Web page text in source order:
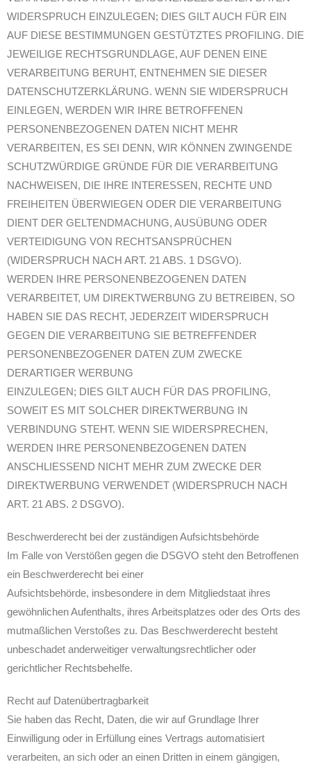
WIDERSPRUCH EINZULEGEN; DIES GILT AUCH FÜR EIN
AUF DIESE BESTIMMUNGEN GESTÜTZTES PROFILING. DIE
JEWEILIGE RECHTSGRUNDLAGE, AUF DENEN EINE
VERARBEITUNG BERUHT, ENTNEHMEN SIE DIESER
DATENSCHUTZERKLÄRUNG. WENN SIE WIDERSPRUCH
EINLEGEN, WERDEN WIR IHRE BETROFFENEN
PERSONENBEZOGENEN DATEN NICHT MEHR
VERARBEITEN, ES SEI DENN, WIR KÖNNEN ZWINGENDE
SCHUTZWÜRDIGE GRÜNDE FÜR DIE VERARBEITUNG
NACHWEISEN, DIE IHRE INTERESSEN, RECHTE UND
FREIHEITEN ÜBERWIEGEN ODER DIE VERARBEITUNG
DIENT DER GELTENDMACHUNG, AUSÜBUNG ODER
VERTEIDIGUNG VON RECHTSANSPRÜCHEN
(WIDERSPRUCH NACH ART. 21 ABS. 1 DSGVO).
WERDEN IHRE PERSONENBEZOGENEN DATEN
VERARBEITET, UM DIREKTWERBUNG ZU BETREIBEN, SO
HABEN SIE DAS RECHT, JEDERZEIT WIDERSPRUCH
GEGEN DIE VERARBEITUNG SIE BETREFFENDER
PERSONENBEZOGENER DATEN ZUM ZWECKE
DERARTIGER WERBUNG
EINZULEGEN; DIES GILT AUCH FÜR DAS PROFILING,
SOWEIT ES MIT SOLCHER DIREKTWERBUNG IN
VERBINDUNG STEHT. WENN SIE WIDERSPRECHEN,
WERDEN IHRE PERSONENBEZOGENEN DATEN
ANSCHLIESSEND NICHT MEHR ZUM ZWECKE DER
DIREKTWERBUNG VERWENDET (WIDERSPRUCH NACH
ART. 21 ABS. 2 DSGVO).
Beschwerderecht bei der zuständigen Aufsichtsbehörde
Im Falle von Verstößen gegen die DSGVO steht den Betroffenen
ein Beschwerderecht bei einer
Aufsichtsbehörde, insbesondere in dem Mitgliedstaat ihres
gewöhnlichen Aufenthalts, ihres Arbeitsplatzes oder des Orts des
mutmaßlichen Verstoßes zu. Das Beschwerderecht besteht
unbeschadet anderweitiger verwaltungsrechtlicher oder
gerichtlicher Rechtsbehelfe.
Recht auf Datenübertragbarkeit
Sie haben das Recht, Daten, die wir auf Grundlage Ihrer
Einwilligung oder in Erfüllung eines Vertrags automatisiert
verarbeiten, an sich oder an einen Dritten in einem gängigen,